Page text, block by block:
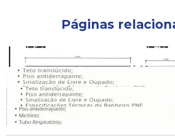
Páginas
Alugar banheiro quimico valor
Alugar banheiro químico
Locação de guarita e
Locação de banheiro quimico